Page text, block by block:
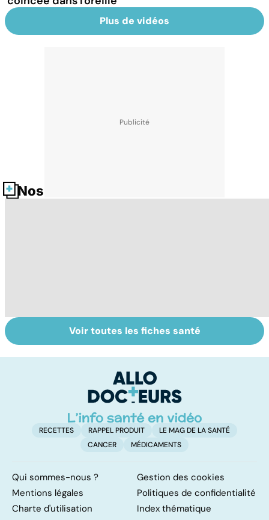
Plus de vidéos
Nos fiches santé
L'eau, source de
vie
La
déshydratation
âgées
Voir toutes les fiches santé
RECETTES RAPPEL PRODUIT
LE MAG DE LA SANTÉ
CANCER
MÉDICAMENTS
Qui sommes-nous ?
Gestion des cookies
Mentions légales
Politiques de confidentialité
Charte d'utilisation
Index thématique